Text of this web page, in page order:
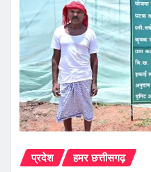
प्रदेश हमर छत्तीसगढ़